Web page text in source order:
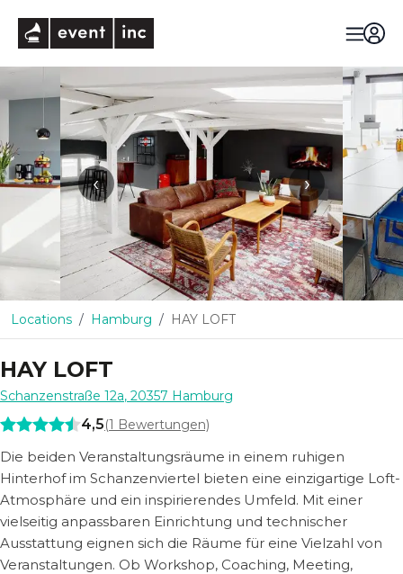
‹ ›
Locations Hamburg HAY LOFT
HAY LOFT
Schanzenstraße 12a, 20357 Hamburg
4,5(1 Bewertungen)
Die beiden Veranstaltungsräume in einem ruhigen
Hinterhof im Schanzenviertel bieten eine einzigartige Loft-
Atmosphäre und ein inspirierendes Umfeld. Mit einer
vielseitig anpassbaren Einrichtung und technischer
Ausstattung eignen sich die Räume für eine Vielzahl von
Veranstaltungen. Ob Workshop, Coaching, Meeting,